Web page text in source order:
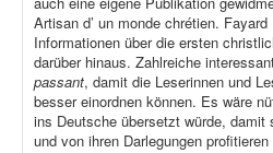
Artisan d’ un monde chrétien.
Informationen über die ersten
darüber hinaus. Zahlreiche
passant, damit die Leserinnen und
besser einordnen können. Es wäre
ins Deutsche übersetzt würde, damit
und von ihren Darlegungen